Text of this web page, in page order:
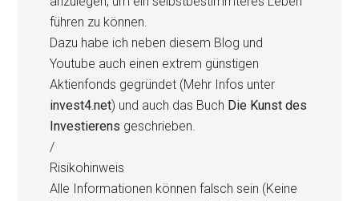
führen zu können.
Dazu habe ich neben diesem Blog und
Youtube auch einen extrem günstigen
Aktienfonds gegründet (Mehr Infos unter
invest4.net) und auch das Buch Die Kunst des
Investierens geschrieben.
/
Risikohinweis
Alle Informationen können falsch sein (Keine